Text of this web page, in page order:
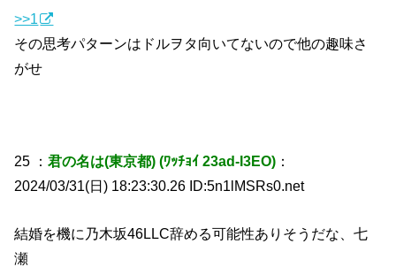
>>1
その思考パターンはドルヲタ向いてないので他の趣味さ
がせ
25 ：君の名は(東京都) (ﾜｯﾁｮｲ 23ad-I3EO) ：
2024/03/31(日) 18:23:30.26 ID:5n1lMSRs0.net
結婚を機に乃木坂46LLC辞める可能性ありそうだな、七
瀬